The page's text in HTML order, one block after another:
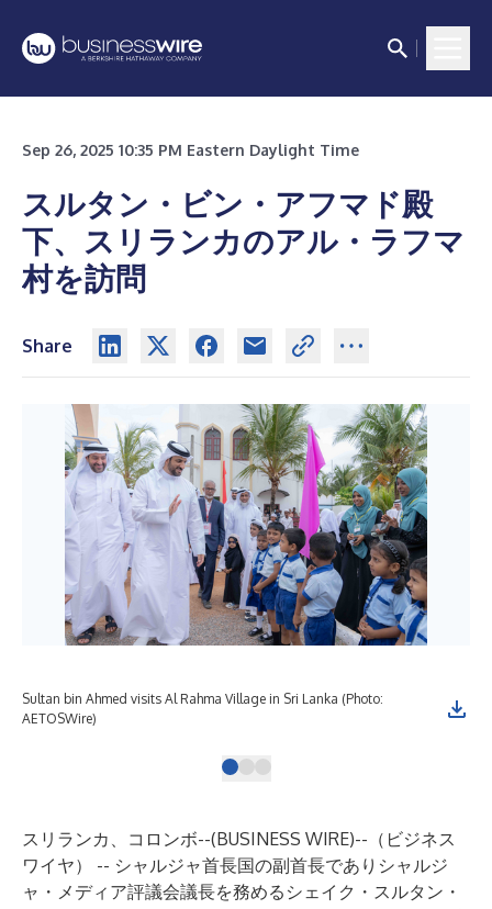
Sep 26, 2025 10:35 PM Eastern Daylight Time
スルタン・ビン・アフマド殿
下、スリランカのアル・ラフマ
村を訪問
Share
Sultan bin Ahmed visits Al Rahma Village in Sri Lanka (Photo:
AETOSWire)
スリランカ、コロンボ--(BUSINESS WIRE)-- （ビジネス
ワイヤ） -- シャルジャ首長国の副首長でありシャルジ
ャ・メディア評議会議長を務めるシェイク・スルタン・